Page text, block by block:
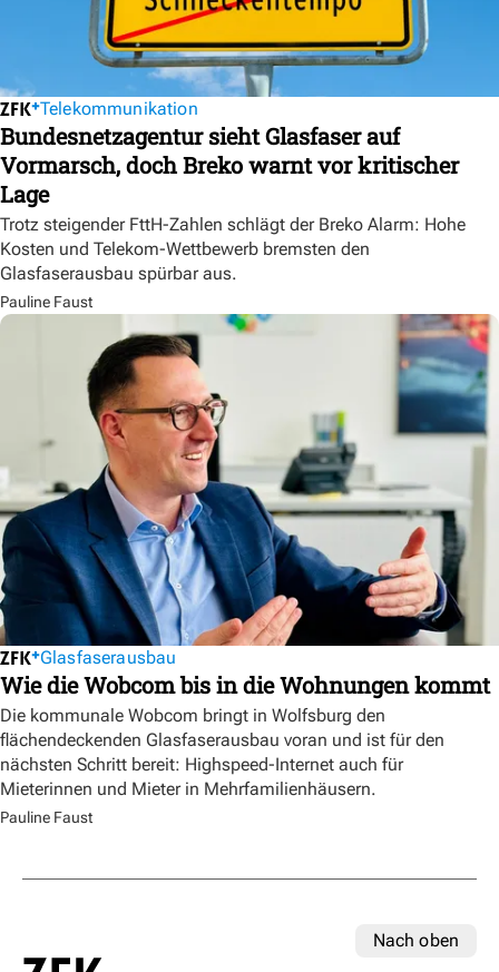
Telekommunikation
Bundesnetzagentur sieht Glasfaser auf
Vormarsch, doch Breko warnt vor kritischer
Lage
Trotz steigender FttH-Zahlen schlägt der Breko Alarm: Hohe
Kosten und Telekom-Wettbewerb bremsten den
Glasfaserausbau spürbar aus.
Pauline Faust
Glasfaserausbau
Wie die Wobcom bis in die Wohnungen kommt
Die kommunale Wobcom bringt in Wolfsburg den
flächendeckenden Glasfaserausbau voran und ist für den
nächsten Schritt bereit: Highspeed-Internet auch für
Mieterinnen und Mieter in Mehrfamilienhäusern.
Pauline Faust
Nach oben